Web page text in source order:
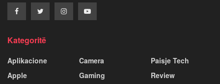
Kategoritë
Aplikacione
Apple
Camera
Gaming
Paisje Tech
Review